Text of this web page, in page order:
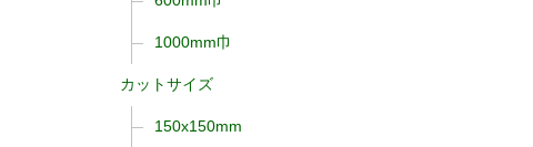
1000mm巾
カットサイズ
150x150mm